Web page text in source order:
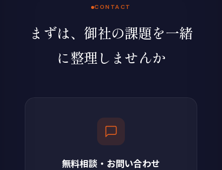
CONTACT
まずは、御社の課題を一緒
に整理しませんか
無料相談・お問い合わせ